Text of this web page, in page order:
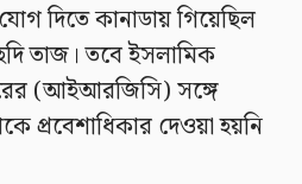
দিতে কানাডায় গিয়েছিল
তাজ। তবে ইসলামিক
(আইআরজিসি) সঙ্গে
প্রবেশাধিকার দেওয়া হয়নি